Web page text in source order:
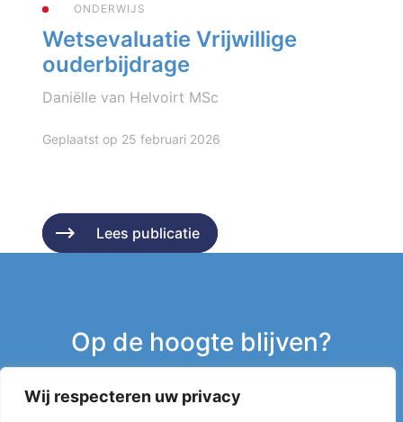
Wij respecteren uw privacy
Lees publicatie
ONDERWIJS
Wetsevaluatie Vrijwillige
ouderbijdrage
Daniëlle van Helvoirt MSc
Geplaatst op 25 februari 2026
Lees publicatie
Op de hoogte blijven?
Inschrijven nieuwsbrief